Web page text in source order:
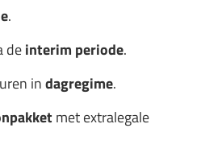
.
deinterim periode.
indagregime.
met extralegale